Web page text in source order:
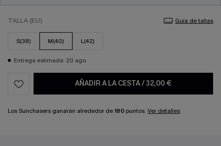
TALLA (EU) Guía de tallas
S(38) M(40) L(42)
Entrega estimada: 20 ago.
AÑADIR A LA CESTA/32,00 €
Los Sunchasers ganarán alrededor de160 puntos. Ver detalles